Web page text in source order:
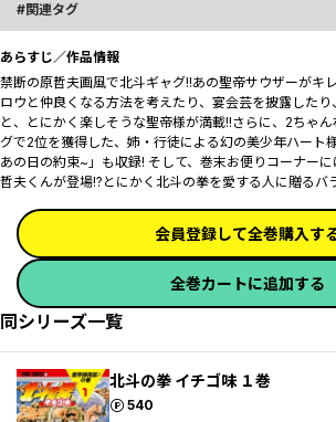
関連タグ
あらすじ／作品情報
禁断の原哲夫画風で北斗ギャグ!!あの聖帝サウザーがキ
ロウと仲良くなる方法を考えたり、宴会芸を披露した
と、とにかく楽しそうな聖帝様が満載!!さらに、2ちゃ
グで2位を獲得した、姉・行徒による幻の美少年ハー
あの日の約束~」も収録! そして、巻末お便りコーナー
哲夫くんが登場!?とにかく北斗の拳を愛する人に贈るバ
会員登録して全巻購入す
全巻カートに追加する
同シリーズ一覧
北斗の拳 イチゴ味 １巻
540
ポイント